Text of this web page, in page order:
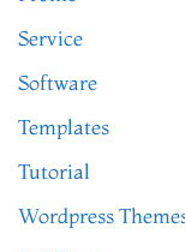
Service
Software
Templates
Tutorial
Wordpress